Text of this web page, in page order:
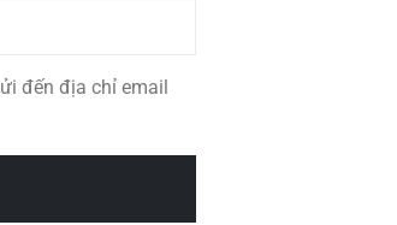
đến địa chỉ email